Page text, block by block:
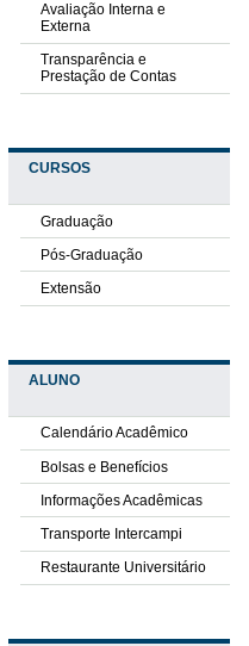
Avaliação Interna e
Externa
Transparência e
Prestação de Contas
CURSOS
Graduação
Pós-Graduação
Extensão
ALUNO
Calendário Acadêmico
Bolsas e Benefícios
Informações Acadêmicas
Transporte Intercampi
Restaurante Universitário